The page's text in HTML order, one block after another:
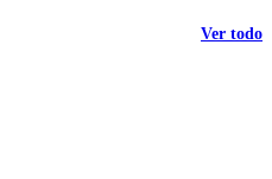
Ver todo